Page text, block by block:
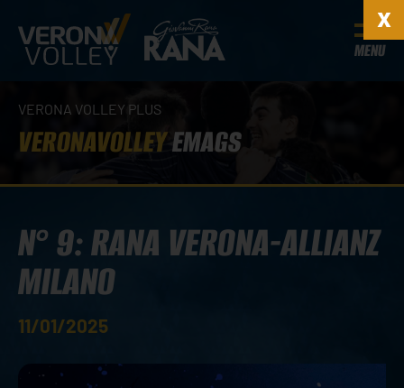
MENU
VERONA VOLLEY PLUS
VERONAVOLLEYEMAGS
N° 9: RANA VERONA-ALLIANZ
MILANO
11/01/2025